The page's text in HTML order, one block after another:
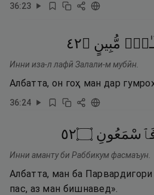
36:23
مُّبِينٍ ۝٢٤
Инни иза-л лафӣ Залали-м мубӣн.
Албатта, он гоҳ ман дар
36:24
۝٢٥
Инни аманту би Раббикум фасмаъун.
Албатта, ман ба
пас, аз ман бишнавед».